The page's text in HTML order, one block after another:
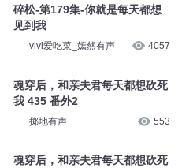
碎松-第179集-你就是每天都想
见到我
vivi爱吃菜_嫣然有声 4057
魂穿后，和亲夫君每天都想砍死
我 435 番外2
掷地有声 553
魂穿后，和亲夫君每天都想砍死